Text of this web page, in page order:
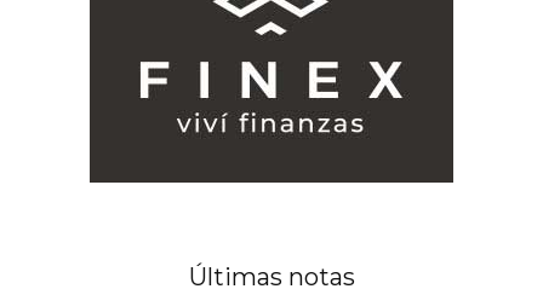
Últimas notas